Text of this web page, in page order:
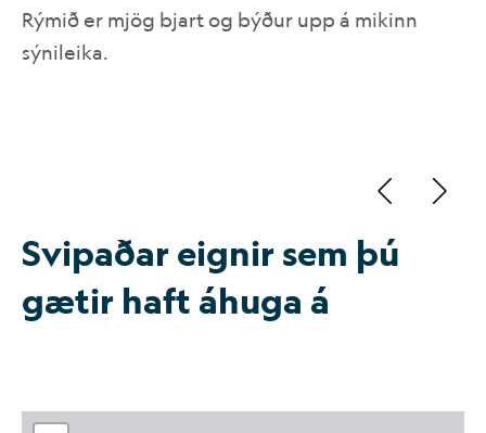
IS EN
Rýmið er mjög bjart og býður upp á mikinn
sýnileika.
101 Reykjavík
Svipaðar eignir sem þú
gætir haft áhuga á